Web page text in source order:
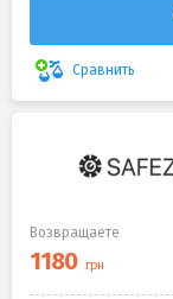
Сравнить
Возвращаете